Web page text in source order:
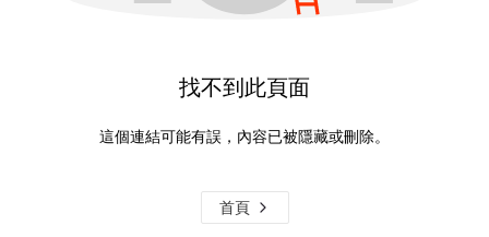
找不到此頁面
這個連結可能有誤，內容已被隱藏或刪除。
首頁